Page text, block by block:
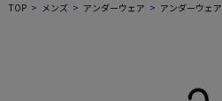
TOP メンズ アンダーウェア アンダーウェア